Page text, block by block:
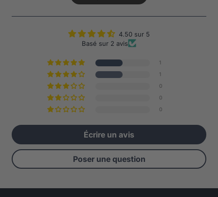
4.50 sur 5
Basé sur 2 avis
1
1
0
0
0
Écrire un avis
Poser une question